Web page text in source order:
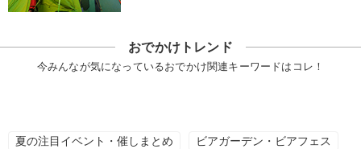
おでかけトレンド
今みんなが気になっているおでかけ関連キーワードはコレ！
夏の注目イベント・催しまとめ ビアガーデン・ビアフェス